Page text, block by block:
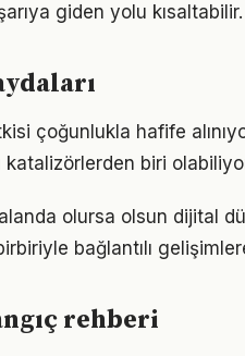
giden yolu kısaltabilir.
çoğunlukla hafife
biri
olursa olsun dijital
bağlantılı
rehberi